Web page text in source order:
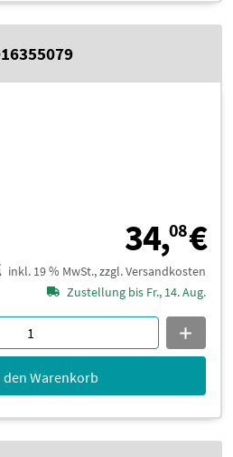
34,08€
inkl. 19 % MwSt., zzgl. Versandkosten
Zustellung bis Fr., 14. Aug.
den Warenkorb